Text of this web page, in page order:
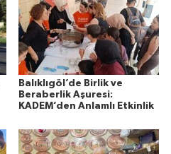
Balıklıgöl’de Birlik ve
Beraberlik Aşuresi:
KADEM’den Anlamlı Etkinlik